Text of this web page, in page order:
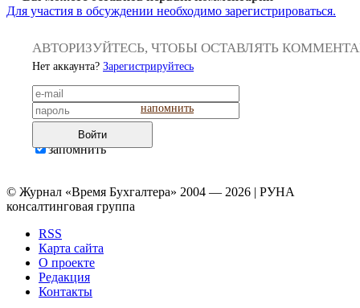
Для участия в обсуждении необходимо зарегистрироваться.
АВТОРИЗУЙТЕСЬ, ЧТОБЫ ОСТАВЛЯТЬ
Нет аккаунта? Зарегистрируйтесь
напомнить
Войти
запомнить
© Журнал «Время Бухгалтера» 2004 — 2026 | РУНА
консалтинговая группа
RSS
Карта сайта
О проекте
Редакция
Контакты